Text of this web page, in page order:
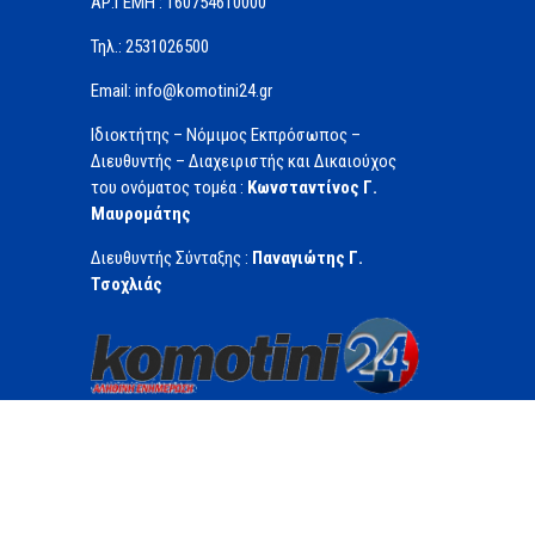
Τηλ.: 2531026500
Email: info@komotini24.gr
Ιδιοκτήτης – Νόμιμος Εκπρόσωπος –
Διευθυντής – Διαχειριστής και Δικαιούχος
του ονόματος τομέα : Κωνσταντίνος Γ.
Μαυρομάτης
Διευθυντής Σύνταξης : Παναγιώτης Γ.
Τσοχλιάς